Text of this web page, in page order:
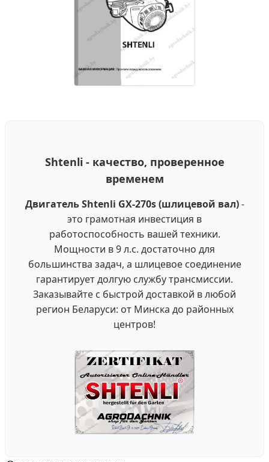
Shtenli - качество, проверенное
временем
Двигатель Shtenli GX-270s (шлицевой вал)-
это грамотная инвестиция в
работоспособность вашей техники.
Мощности в 9 л.с. достаточно для
большинства задач, а шлицевое соединение
гарантирует долгую службу трансмиссии.
Заказывайте с быстрой доставкой в любой
регион Беларуси: от Минска до районных
центров!